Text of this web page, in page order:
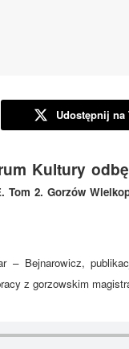
Udostępnij na
Kultury
Tom 2. Gorzów
– Bejnarowicz,
z gorzowskim